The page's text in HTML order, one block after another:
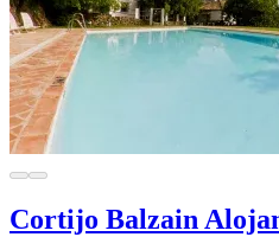
Cortijo Balzain